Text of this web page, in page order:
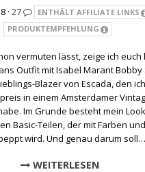
· 27
ENTHÄLT AFFILIATE LINKS
PRODUKTEMPFEHLUNG
vermuten lässt, zeige ich euch
Outfit mit Isabel Marant
Blazer von Escada, den
in einem Amsterdamer
Im Grunde besteht mein
Basic-Teilen, der mit Farben
wird. Und genau darum soll…
WEITERLESEN